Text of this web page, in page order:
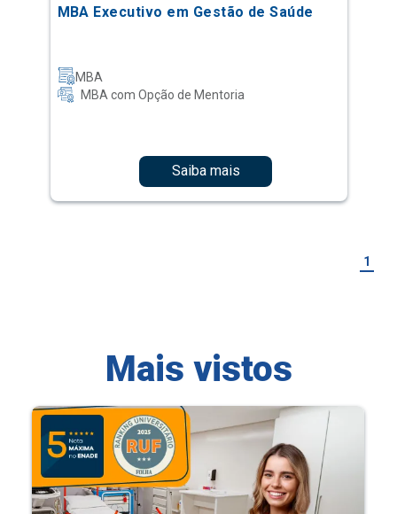
MBA Executivo em Gestão de Saúde
MBA
MBA com Opção de Mentoria
Saiba mais
1
Mais vistos